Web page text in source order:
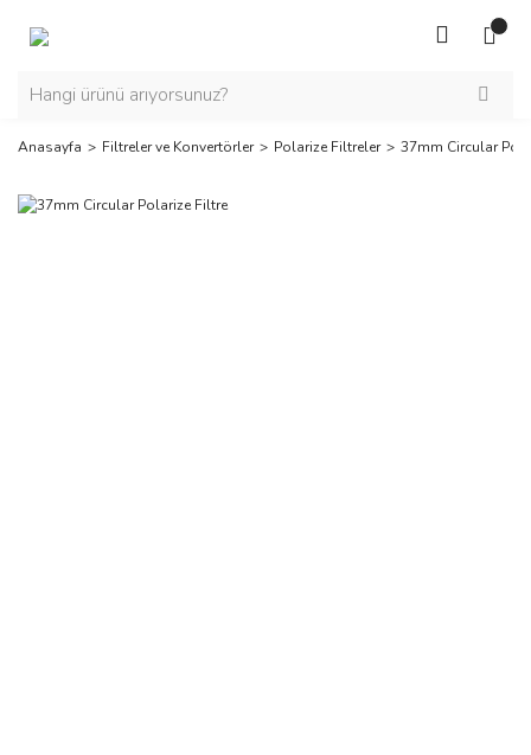
Anasayfa Filtreler ve Konvertörler Polarize Filtreler 37mm Circular